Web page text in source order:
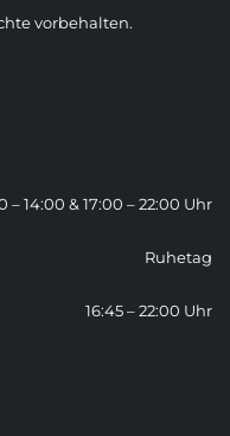
vorbehalten.
– 14:00 & 17:00 – 22:00 Uhr
Ruhetag
16:45 – 22:00 Uhr